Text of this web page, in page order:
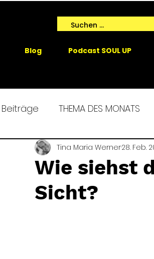
Podcast SOUL UP
Blog
Beiträge THEMA DES MONATS
SPIRIT ME EVENTS SPIRIT ME
GAIA SPRICHT
Wie siehst
Sicht?
Tina Maria Werner28. Feb.